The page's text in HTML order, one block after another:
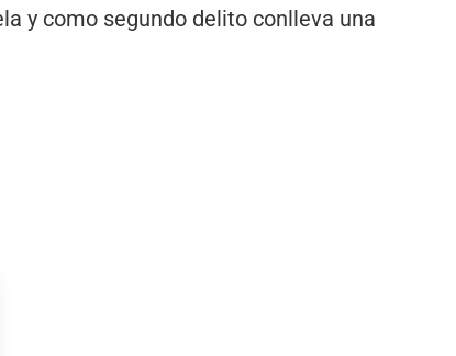
y como segundo delito conlleva una